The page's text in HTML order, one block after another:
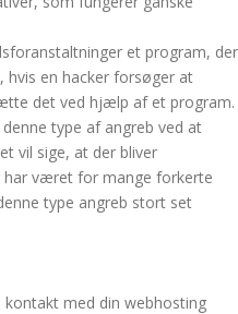
et program, der
hvis en hacker forsøger at
det ved hjælp af et program.
type af angreb ved at
vil sige, at der bliver
har været for mange forkerte
type angreb stort set
kontakt med din webhosting